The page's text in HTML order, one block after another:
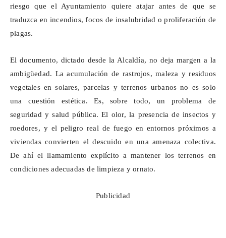
riesgo que el Ayuntamiento quiere atajar antes de que se
traduzca en incendios, focos de insalubridad o proliferación de
plagas.
El documento, dictado desde la Alcaldía, no deja margen a la
ambigüedad. La acumulación de rastrojos, maleza y residuos
vegetales en solares, parcelas y terrenos urbanos no es solo
una cuestión estética. Es, sobre todo, un problema de
seguridad y salud pública. El olor, la presencia de insectos y
roedores, y el peligro real de fuego en entornos próximos a
viviendas convierten el descuido en una amenaza colectiva.
De ahí el llamamiento explícito a mantener los terrenos en
condiciones adecuadas de limpieza y ornato.
Publicidad